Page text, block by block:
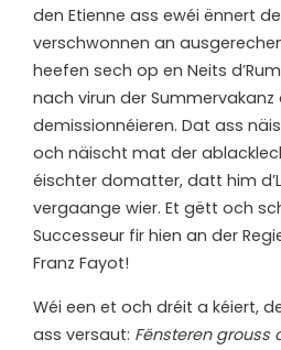
den Etienne ass ewéi ënnert
verschwonnen an
heefen sech op en Neits
nach virun der Summervakanz
demissionnéieren. Dat ass
och näischt mat der
éischter domatter, datt him
vergaange wier. Et gëtt och
Successeur fir hien an der
Franz Fayot!
Wéi een et och dréit a kéiert,
ass versaut: Fënsteren grouss